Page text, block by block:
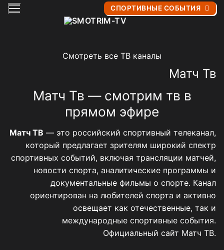
Перейти
СПОРТИВНЫЕ СОБЫТИЯ
Смотреть все ТВ каналы
Матч Тв
Матч Тв — смотрим тв в
прямом эфире
Матч ТВ — это российский спортивный телеканал,
который предлагает зрителям широкий спектр
спортивных событий, включая трансляции матчей,
новости спорта, аналитические программы и
документальные фильмы о спорте. Канал
ориентирован на любителей спорта и активно
освещает как отечественные, так и
международные спортивные события.
Официальный сайт Матч ТВ.